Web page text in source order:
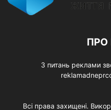
ПРО
З питань реклами
Всі права захищені.